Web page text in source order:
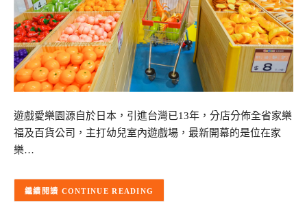
遊戲愛樂園源自於日本，引進台灣已13年，分店分佈全省家樂
福及百貨公司，主打幼兒室內遊戲場，最新開幕的是位在家
樂…
CONTINUE READING